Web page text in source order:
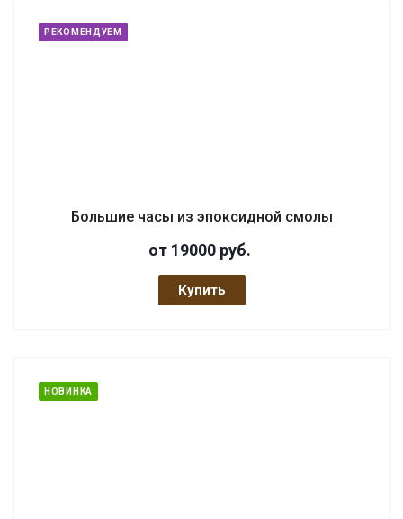
РЕКОМЕНДУЕМ
Большие часы из эпоксидной смолы
от 19000 руб.
Купить
НОВИНКА